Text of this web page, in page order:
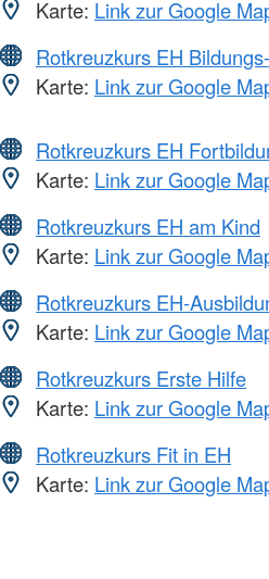
Karte: Link zur Google
Rotkreuzkurs EH
Karte: Link zur Google
Rotkreuzkurs EH
Karte: Link zur Google
Rotkreuzkurs EH am Kind
Karte: Link zur Google
Rotkreuzkurs EH-
Karte: Link zur Google
Rotkreuzkurs Erste Hilfe
Karte: Link zur Google
Rotkreuzkurs Fit in EH
Karte: Link zur Google